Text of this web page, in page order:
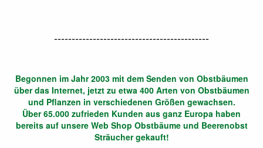
--------------------------------------------
Begonnen im Jahr 2003 mit dem Senden von Obstbäumen
über das Internet, jetzt zu etwa 400 Arten von Obstbäumen
und Pflanzen in verschiedenen Größen gewachsen.
Über 65.000 zufrieden Kunden aus ganz Europa haben
bereits auf unsere Web Shop Obstbäume und Beerenobst
Sträucher gekauft!